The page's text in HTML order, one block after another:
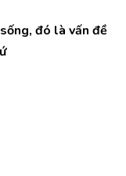
đó là vấn đề